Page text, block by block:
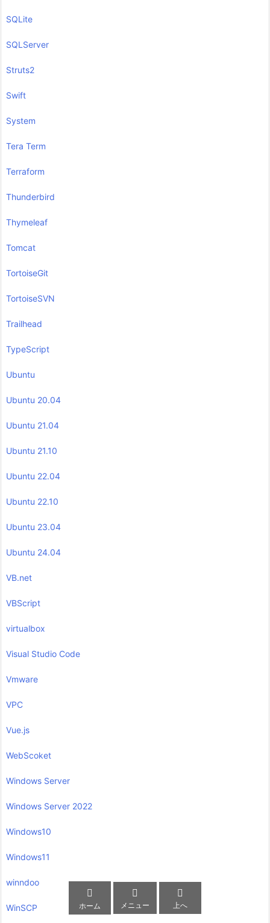
SQLite
SQLServer
Struts2
Swift
System
Tera Term
Terraform
Thunderbird
Thymeleaf
Tomcat
TortoiseGit
TortoiseSVN
Trailhead
TypeScript
Ubuntu
Ubuntu 20.04
Ubuntu 21.04
Ubuntu 21.10
Ubuntu 22.04
Ubuntu 22.10
Ubuntu 23.04
Ubuntu 24.04
VB.net
VBScript
virtualbox
Visual Studio Code
Vmware
VPC
Vue.js
WebScoket
Windows Server
Windows Server 2022
Windows10
Windows11
winndoo
WinSCP

ホーム

メニュー

上へ